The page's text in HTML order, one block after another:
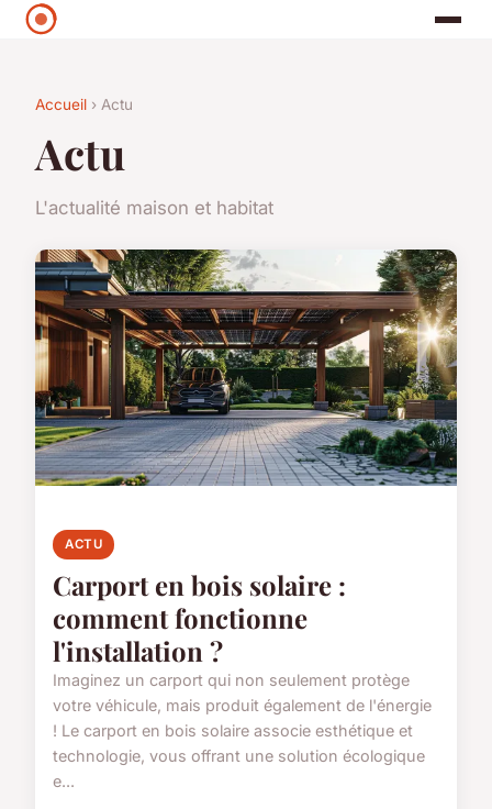
Accueil › Actu
Actu
L'actualité maison et habitat
ACTU
Carport en bois solaire :
comment fonctionne
l'installation ?
Imaginez un carport qui non seulement protège
votre véhicule, mais produit également de l'énergie
! Le carport en bois solaire associe esthétique et
technologie, vous offrant une solution écologique
e...